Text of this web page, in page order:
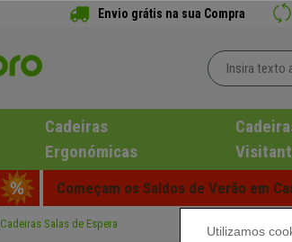
Envio grátis na sua Compra
Cadeiras
Ergonómicas
Começam os Saldos de Verão em
Cadeiras Salas de Espera
Utilizamos